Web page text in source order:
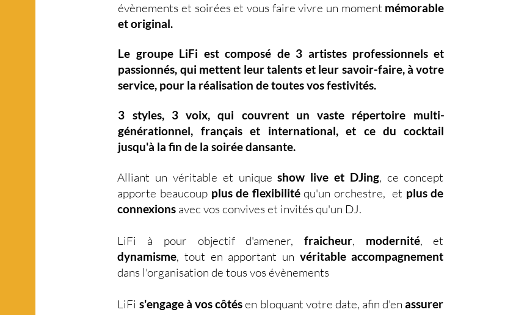
évènements et soirées et vous faire vivre un moment mémorable
et original.
Le groupe LiFi est composé de 3 artistes professionnels et
passionnés, qui mettent leurtalents et leur savoir-faire,à votre
service, pour la réalisation de toutes vos festivités.
3 styles, 3 voix,qui couvrent un vaste répertoire multi-
générationnel, français et international, et ce ducocktail
jusqu'à la fin de la soirée dansante.
Alliant un véritable et uniqueshow live et DJing, ce concept
apporte beaucoup plus de flexibilitéqu'un orchestre, et plus de
connexions avec vos convives et invités qu'un DJ.
LiFi à pour objectif d'amener,fraicheur, modernité, et
dynamisme, tout en apportant un véritable accompagnement
dans l'organisation de tous vos évènements
LiFi s'engage à vos côtésen bloquant votre date, afin d'enassurer